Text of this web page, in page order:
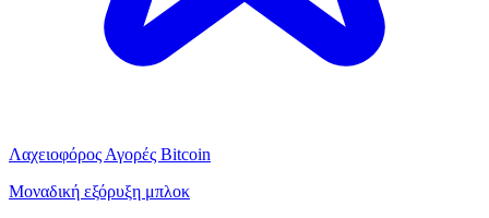
Λαχειοφόρος Αγορές Bitcoin
Μοναδική εξόρυξη μπλοκ